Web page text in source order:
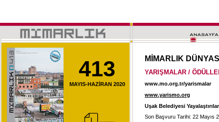
413
MAYIS-HAZİRAN 2020
MİMARLIK
YARIŞMALAR /
www.mo.org.tr/yarismalar
www.yarismo.org
Uşak Belediyesi
Son Başvuru Tarihi: 22 Mayıs